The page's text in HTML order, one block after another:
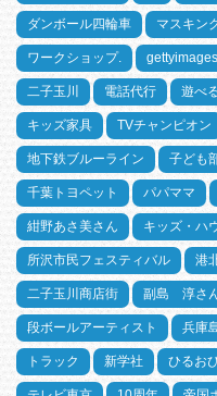
ダンボール四輪車 マスキン
ワークショップ. gettyimages
二子玉川 電話代行 遊べ
キッズ家具 TVチャンピオン
地下鉄ブルーライン 子ども
千葉トヨペット パパママ
紺野あさ美さん キッズ・ハ
所沢市民フェスティバル 港
二子玉川商店街 副島 淳さ
段ボールアーティスト 兵庫
トラック 新学社 ひるお